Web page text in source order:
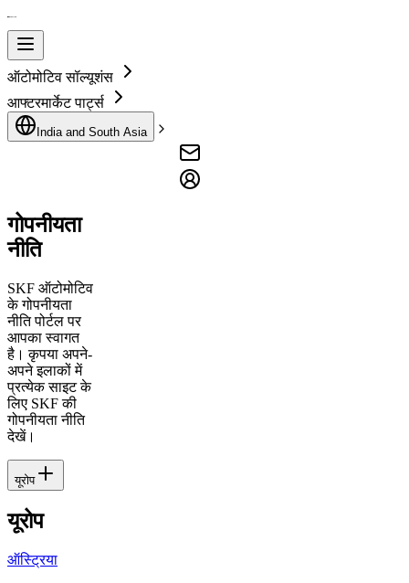
ऑटोमोटिव सॉल्यूशंस
आफ्टरमार्केट पार्ट्स
India and South Asia
गोपनीयता
नीति
SKF ऑटोमोटिव
के गोपनीयता
नीति पोर्टल पर
आपका स्वागत
है। कृपया अपने-
अपने इलाकों में
प्रत्येक साइट के
लिए SKF की
गोपनीयता नीति
देखें।
यूरोप
यूरोप
ऑस्ट्रिया